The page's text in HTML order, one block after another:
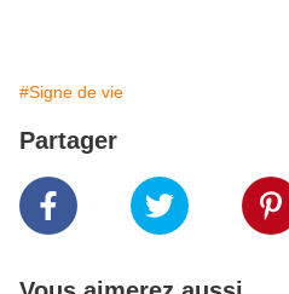
#Signe de vie
Partager